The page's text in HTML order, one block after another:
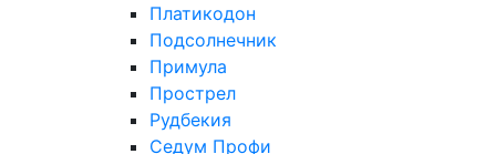
Платикодон
Подсолнечник
Примула
Прострел
Рудбекия
Седум Профи